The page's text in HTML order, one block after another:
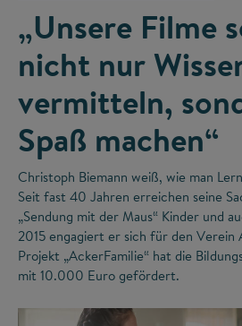
„Unsere Filme
nicht nur
vermitteln,
Spaß machen“
Christoph Biemann weiß, wie man
Seit fast 40 Jahren erreichen seine
„Sendung mit der Maus“ Kinder und
2015 engagiert er sich für den Verein
Projekt „AckerFamilie“ hat die
mit 10.000 Euro gefördert.